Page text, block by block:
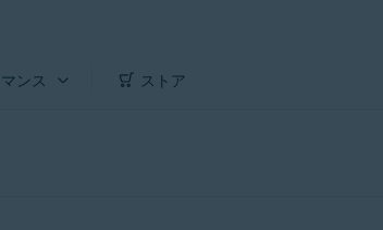
ンス ストア